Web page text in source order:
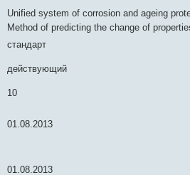
Unified system of corrosion and ageing
Method of predicting the change of
стандарт
действующий
10
01.08.2013
01.08.2013